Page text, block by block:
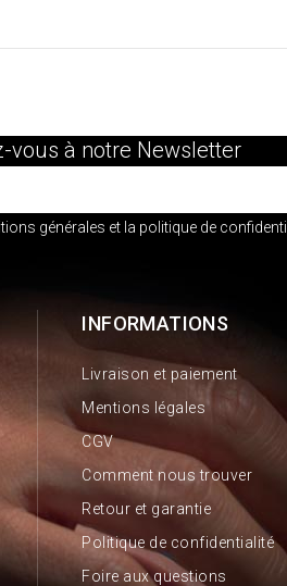
vous à notre Newsletter
générales et la politique de
INFORMATIONS
Livraison et paiement
Mentions légales
CGV
Comment nous trouver
Retour et garantie
Politique de confidentialité
Foire aux questions